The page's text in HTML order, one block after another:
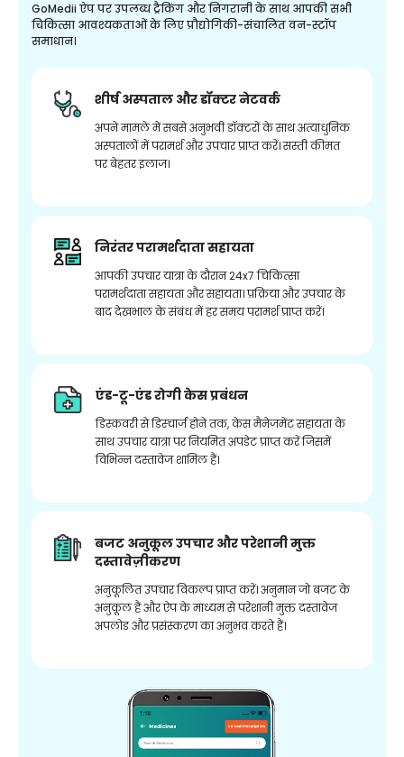
GoMedii ऐप पर उपलब्ध ट्रैकिंग और निगरानी के साथ आपकी सभी
चिकित्सा आवश्यकताओं के लिए प्रौद्योगिकी-संचालित वन-स्टॉप
समाधान।
शीर्ष अस्पताल और डॉक्टर नेटवर्क
अपने मामले में सबसे अनुभवी डॉक्टरों के साथ अत्याधुनिक
अस्पतालों में परामर्श और उपचार प्राप्त करें। सस्ती कीमत
पर बेहतर इलाज।
निरंतर परामर्शदाता सहायता
आपकी उपचार यात्रा के दौरान 24x7 चिकित्सा
परामर्शदाता सहायता और सहायता। प्रक्रिया और उपचार के
बाद देखभाल के संबंध में हर समय परामर्श प्राप्त करें।
एंड-टू-एंड रोगी केस प्रबंधन
डिस्कवरी से डिस्चार्ज होने तक, केस मैनेजमेंट सहायता के
साथ उपचार यात्रा पर नियमित अपडेट प्राप्त करें जिसमें
विभिन्न दस्तावेज शामिल हैं।
बजट अनुकूल उपचार और परेशानी मुक्त
दस्तावेज़ीकरण
अनुकूलित उपचार विकल्प प्राप्त करें। अनुमान जो बजट के
अनुकूल हैं और ऐप के माध्यम से परेशानी मुक्त दस्तावेज
अपलोड और प्रसंस्करण का अनुभव करते हैं।